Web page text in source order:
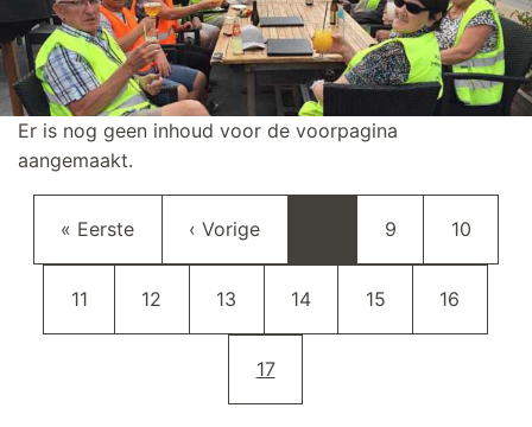
Er is nog geen inhoud voor de voorpagina
aangemaakt.
Paginering
Eerste pagina
« Eerste Vorige pagina
‹ Vorige Pagina
9 Pagina
10
Pagina
11 Pagina
12 Pagina
13 Pagina
14 Pagina
15 Pagina
16
Huidige pagina
17